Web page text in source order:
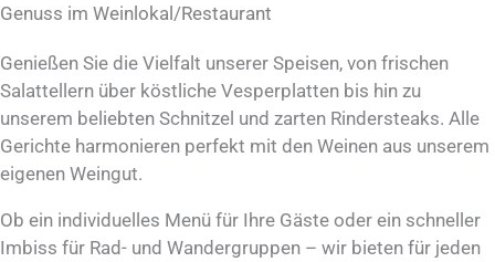
Genuss im Weinlokal/Restaurant
Genießen Sie die Vielfalt unserer Speisen, von frischen
Salattellern über köstliche Vesperplatten bis hin zu
unserem beliebten Schnitzel und zarten Rindersteaks. Alle
Gerichte harmonieren perfekt mit den Weinen aus unserem
eigenen Weingut.
Ob ein individuelles Menü für Ihre Gäste oder ein schneller
Imbiss für Rad- und Wandergruppen – wir bieten für jeden